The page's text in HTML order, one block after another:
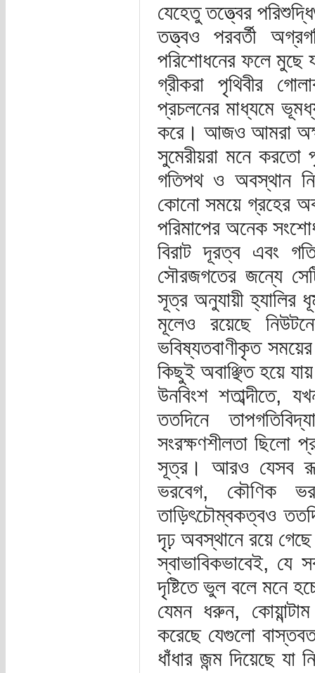
যেহেতু তত্ত্বের
তত্ত্বও পরবর্তী
পরিশোধনের ফলে মুছে
গ্রীকরা পৃথিবীর
প্রচলনের মাধ্যমে
করে। আজও আমরা অক্ষ
সুমেরীয়রা মনে করতো
গতিপথ ও অবস্থান
কোনো সময়ে গ্রহের
পরিমাপের অনেক
বিরাট দূরত্ব এবং
সৌরজগতের জন্যে
সূত্র অনুযায়ী
মূলেও রয়েছে
ভবিষ্যতবাণীকৃত
কিছুই অবাঞ্ছিত হয়ে
উনবিংশ শতাব্দীতে,
ততদিনে
সংরক্ষণশীলতা ছিলো
সূত্র। আরও যেসব
ভরবেগ, কৌণিক
তাড়িৎচৌম্বকত্বও
দৃঢ় অবস্থানে রয়ে
স্বাভাবিকভাবেই, যে
দৃষ্টিতে ভুল বলে মনে
যেমন ধরুন,
করেছে যেগুলো
ধাঁধার জন্ম দিয়েছে